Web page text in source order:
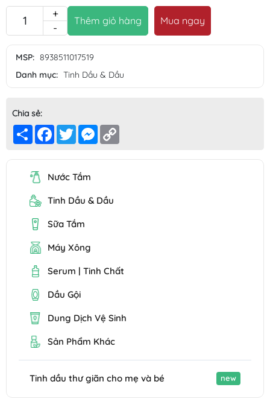
-
+
Thêm giỏ hàng Mua ngay
MSP: 8938511017519
Danh mục: Tinh Dầu & Dầu
Chia sẻ:
Share Facebook
TwitterMessenger
Nước Tắm
Tinh Dầu & Dầu
Sữa Tắm
Máy Xông
Serum | Tinh Chất
Dầu Gội
Dung Dịch Vệ Sinh
Sản Phẩm Khác
Tinh dầu thư giãn cho mẹ và bé new